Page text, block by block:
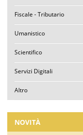
Fiscale - Tributario
Umanistico
Scientifico
Servizi Digitali
Altro
NOVITÀ